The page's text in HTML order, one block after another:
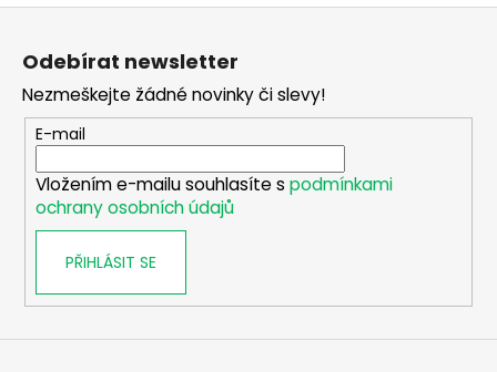
Z
Odebírat newsletter
Nezmeškejte žádné novinky či slevy!
E-mail
Vložením e-mailu souhlasíte s podmínkami
ochrany osobních údajů
PŘIHLÁSIT SE